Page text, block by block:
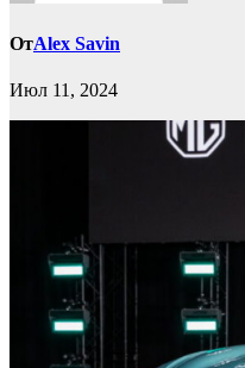
ОтAlex Savin
Июл 11, 2024